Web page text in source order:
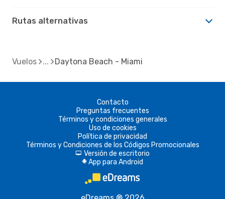
Rutas alternativas
Vuelos Daytona Beach - Miami
Contacto
Preguntas frecuentes
Términos y condiciones generales
Uso de cookies
Política de privacidad
Términos y Condiciones de los Códigos Promocionales
d Versión de escritorio
A App para Android